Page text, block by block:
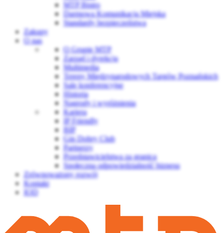
MTP Bistro
Darmowa Komunikacja Miejska
Standardy bezpieczeństwa
Zakupy
O nas
O Grupie MTP
Zarząd i dyrekcja
Multimedia
Tereny Międzynarodowych Targów Poznańskich
Sale konferencyjne
Historia
Nagrody i wyróżnienia
Kariera
IP Friendly
BIP
Gin Dobry Club
Partnerzy
Przedstawicielstwa za granicą
Społeczna odpowiedzialność biznesu
Zrównoważony rozwój
Kontakt
IOD